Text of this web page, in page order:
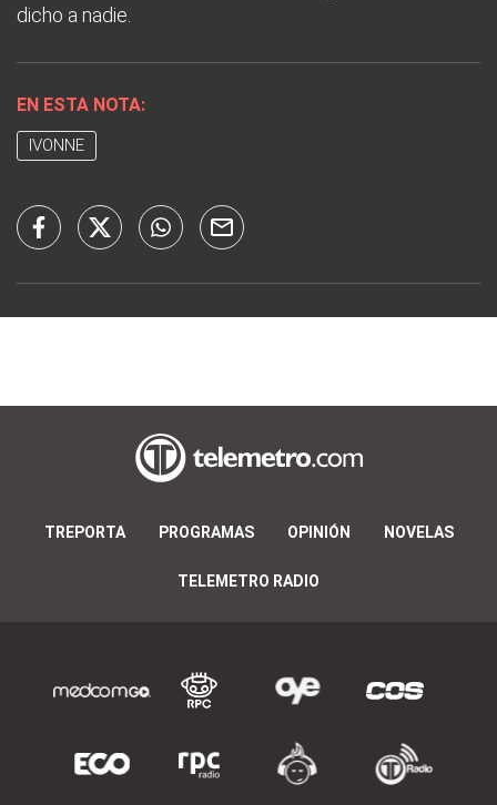
dicho a nadie.
EN ESTA NOTA:
IVONNE
TREPORTA PROGRAMAS OPINIÓN NOVELAS
TELEMETRO RADIO